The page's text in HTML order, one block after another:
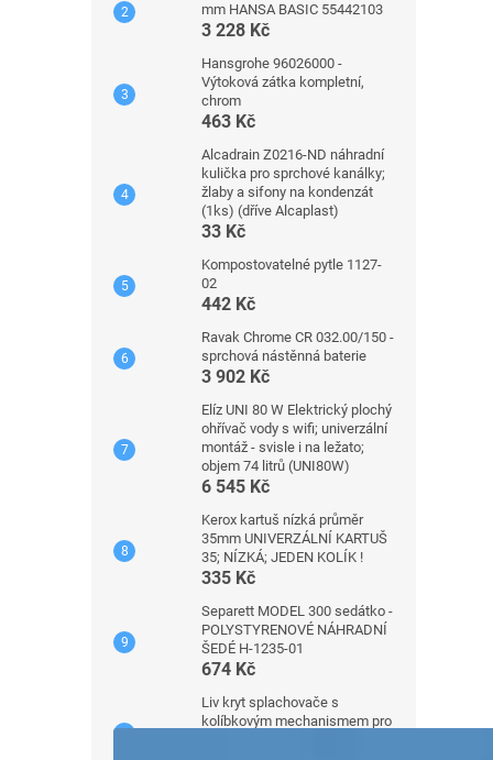
mm HANSA BASIC 55442103
3 228 Kč
Hansgrohe 96026000 -
Výtoková zátka kompletní,
chrom
463 Kč
Alcadrain Z0216-ND náhradní
kulička pro sprchové kanálky;
žlaby a sifony na kondenzát
(1ks) (dříve Alcaplast)
33 Kč
Kompostovatelné pytle 1127-
02
442 Kč
Ravak Chrome CR 032.00/150 -
sprchová nástěnná baterie
3 902 Kč
Elíz UNI 80 W Elektrický plochý
ohřívač vody s wifi; univerzální
montáž - svisle i na ležato;
objem 74 litrů (UNI80W)
6 545 Kč
Kerox kartuš nízká průměr
35mm UNIVERZÁLNÍ KARTUŠ
35; NÍZKÁ; JEDEN KOLÍK !
335 Kč
Separett MODEL 300 sedátko -
POLYSTYRENOVÉ NÁHRADNÍ
ŠEDÉ H-1235-01
674 Kč
Liv kryt splachovače s
kolíbkovým mechanismem pro